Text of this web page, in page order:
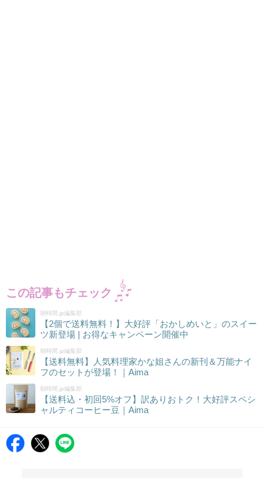
この記事もチェック
朝時間.jp編集部
【2個で送料無料！】大好評「おかしめいと」のスイー
ツ新登場 | お得なキャンペーン開催中
朝時間.jp編集部
【送料無料】人気料理家かな姐さんの新刊＆万能ナイ
フのセットが登場！｜Aima
朝時間.jp編集部
【送料込・初回5%オフ】訳ありおトク！大好評スペシ
ャルティコーヒー豆｜Aima